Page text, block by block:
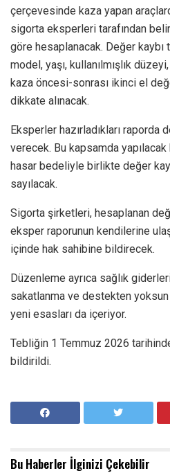
çerçevesinde kaza yapan
sigorta eksperleri tarafından
göre hesaplanacak. Değer kaybı
model, yaşı, kullanılmışlık
kaza öncesi-sonrası ikinci el
dikkate alınacak.
Eksperler hazırladıkları raporda
verecek. Bu kapsamda
hasar bedeliyle birlikte değer
sayılacak.
Sigorta şirketleri, hesaplanan
eksper raporunun kendilerine
içinde hak sahibine bildirecek.
Düzenleme ayrıca sağlık
sakatlanma ve destekten
yeni esasları da içeriyor.
Tebliğin 1 Temmuz 2026
bildirildi.
Bu Haberler İlginizi Çekebilir